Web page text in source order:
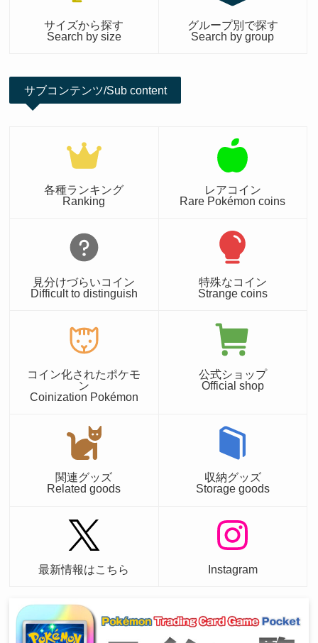
サイズから探す
Search by size
グループ別で探す
Search by group
サブコンテンツ/Sub content
各種ランキング
Ranking
レアコイン
Rare Pokémon coins
見分けづらいコイン
Difficult to distinguish
特殊なコイン
Strange coins
コイン化されたポケモ
ン
Coinization Pokémon
公式ショップ
Official shop
関連グッズ
Related goods
収納グッズ
Storage goods
最新情報はこちら Instagram